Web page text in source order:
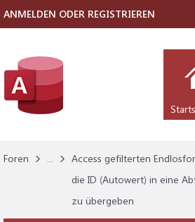
Foren ...
Access gefilterten
die ID (Autowert) in eine
zu übergeben
ANMELDEN ODER REGISTRIEREN